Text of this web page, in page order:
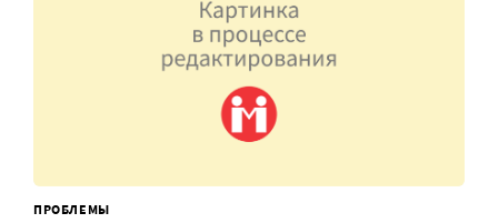
ПРОБЛЕМЫ